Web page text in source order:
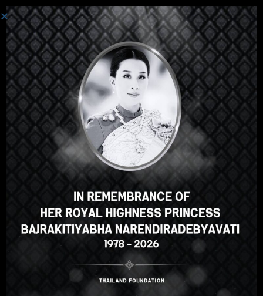
Iniciar Sesión
Hola, un gran curso, ¿verdad?
¿Te gusta este curso?
INSCRIBIRSE EN EL CURSO
Select your language
Spanish English ภาษาไทย
Korean Japanese
French